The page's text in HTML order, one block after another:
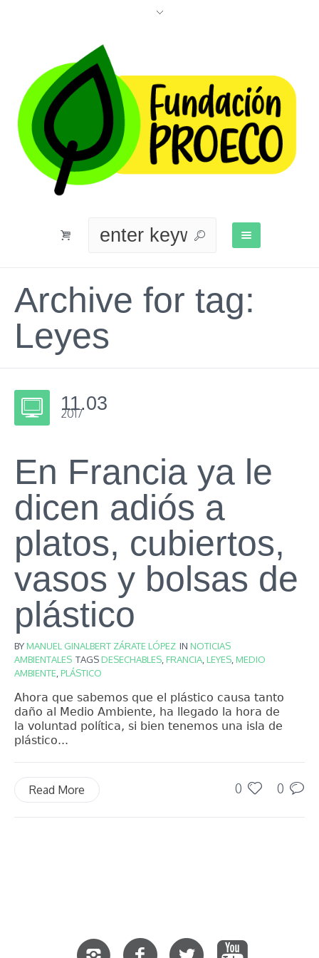
Archive for tag:
Leyes
11.03
2017
En Francia ya le
dicen adiós a
platos, cubiertos,
vasos y bolsas de
plástico
BYMANUEL GINALBERT ZÁRATE LÓPEZ IN NOTICIAS
AMBIENTALES TAGSDESECHABLES FRANCIA LEYES MEDIO
AMBIENTE PLÁSTICO
Ahora que sabemos que el plástico causa tanto
daño al Medio Ambiente, ha llegado la hora de
la voluntad política, si bien tenemos una isla de
plástico...
0 0
Read More